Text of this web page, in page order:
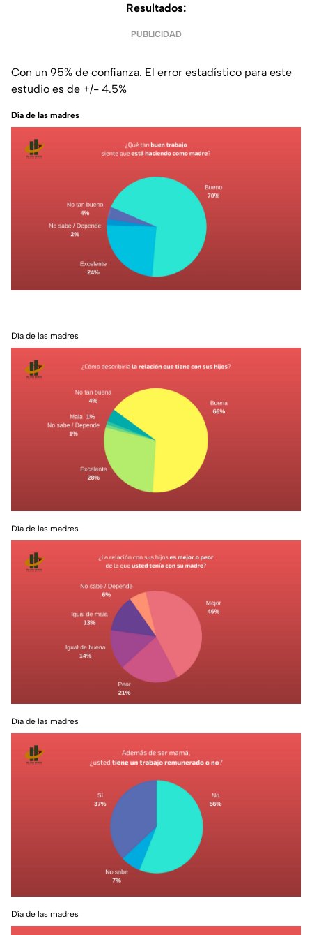
Resultados:
PUBLICIDAD
Con un 95% de confianza. El error estadístico para este
estudio es de +/- 4.5%
Día de las madres
Día de las madres
Día de las madres
Día de las madres
Día de las madres